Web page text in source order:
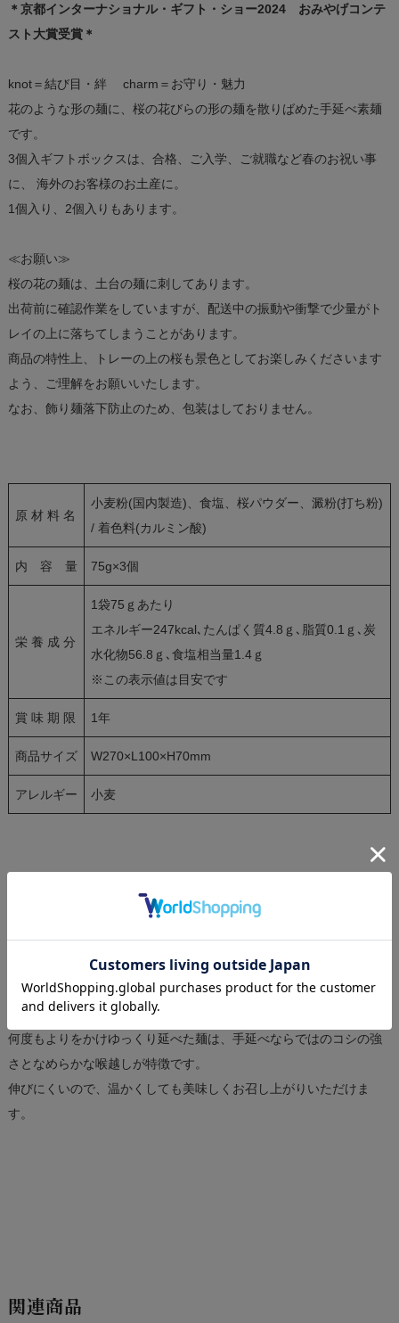
＊京都インターナショナル・ギフト・ショー2024 おみやげコンテ
スト大賞受賞＊
knot＝結び目・絆 charm＝お守り・魅力
花のような形の麺に、桜の花びらの形の麺を散りばめた手延べ素麺
です。
3個入ギフトボックスは、合格、ご入学、ご就職など春のお祝い事
に、 海外のお客様のお土産に。
1個入り、2個入りもあります。
≪お願い≫
桜の花の麺は、土台の麺に刺してあります。
出荷前に確認作業をしていますが、配送中の振動や衝撃で少量がト
レイの上に落ちてしまうことがあります。
商品の特性上、トレーの上の桜も景色としてお楽しみくださいます
よう、ご理解をお願いいたします。
なお、飾り麺落下防止のため、包装はしておりません。
原 材 料 名
小麦粉(国内製造)、食塩、桜パウダー、澱粉(打ち粉)
/ 着色料(カルミン酸)
内 容 量 75g×3個
栄 養 成 分
1袋75ｇあたり
エネルギー247kcal､たんぱく質4.8ｇ､脂質0.1ｇ､炭
水化物56.8ｇ､食塩相当量1.4ｇ
※この表示値は目安です
賞 味 期 限 1年
商品サイズ W270×L100×H70mm
アレルギー 小麦
桜の花も麺でできているので、すべて一緒に茹でてお召し上がりい
ただけます。
富山県砺波市に江戸時代から伝わる伝統製法を受け継ぎ、一つひと
つ手作業で作っています。
何度もよりをかけゆっくり延べた麺は、手延べならではのコシの強
さとなめらかな喉越しが特徴です。
伸びにくいので、温かくしても美味しくお召し上がりいただけま
す。
関連商品